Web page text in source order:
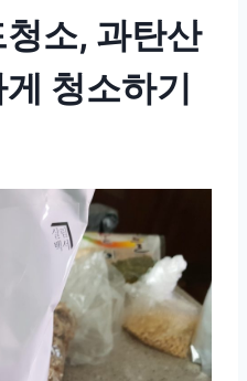
소, 과탄산
청소하기